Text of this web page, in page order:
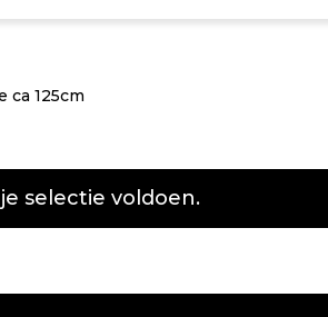
ca 125cm
selectie voldoen.